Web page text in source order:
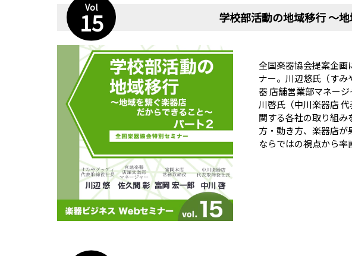
Vol
15 学校部活動の地域移行 〜
全国楽器協会提案企画
ナー。川辺悠氏（すみ
器 店舗営業部マネー
川啓氏（中川楽器店
関する各社の取り組み
方・動き方、楽器店
ならではの視点から率